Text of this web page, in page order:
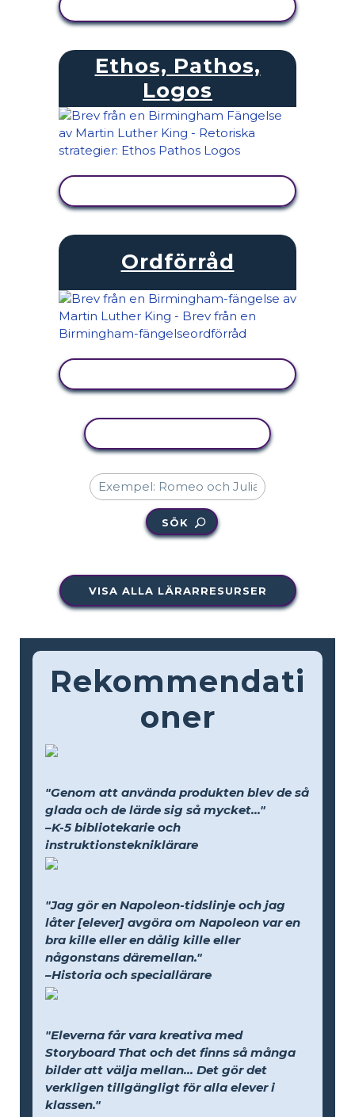
Ethos, Pathos,
Logos
Ordförråd
SÖK
VISA ALLA LÄRARRESURSER
Rekommendati
oner
"Genom att använda produkten blev de så
glada och de lärde sig så mycket..."
–K-5 bibliotekarie och
instruktionstekniklärare
"Jag gör en Napoleon-tidslinje och jag
låter [elever] avgöra om Napoleon var en
bra kille eller en dålig kille eller
någonstans däremellan."
–Historia och speciallärare
"Eleverna får vara kreativa med
Storyboard That och det finns så många
bilder att välja mellan... Det gör det
verkligen tillgängligt för alla elever i
klassen."